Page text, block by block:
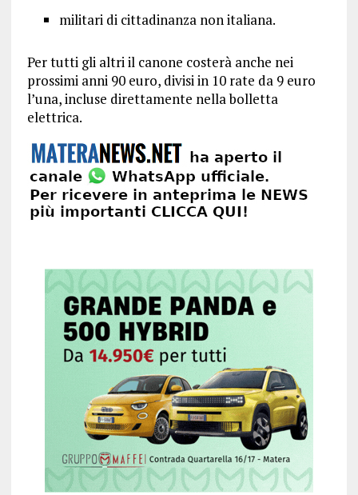
militari di cittadinanza non italiana.
Per tutti gli altri il canone costerà anche nei
prossimi anni 90 euro, divisi in 10 rate da 9 euro
l’una, incluse direttamente nella bolletta
elettrica.